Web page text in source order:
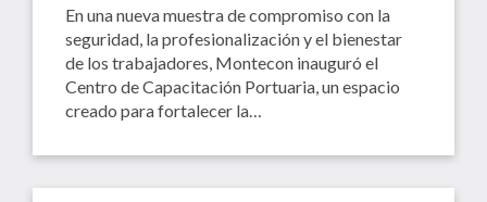
En una nueva muestra de compromiso con la
seguridad, la profesionalización y el bienestar
de los trabajadores, Montecon inauguró el
Centro de Capacitación Portuaria, un espacio
creado para fortalecer la…